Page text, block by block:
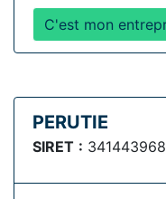
C'est mon
PERUTIE
SIRET :